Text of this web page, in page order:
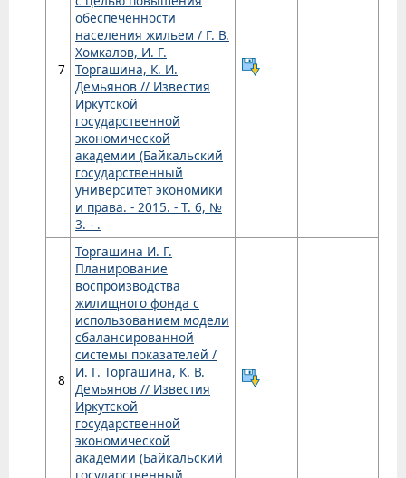
7
обеспеченности
населения жильем / Г. В.
Хомкалов, И. Г.
Торгашина, К. И.
Демьянов // Известия
Иркутской
государственной
экономической
академии (Байкальский
государственный
университет экономики
и права. - 2015. - Т. 6, №
3. - .
8
Торгашина И. Г.
Планирование
воспроизводства
жилищного фонда с
использованием модели
сбалансированной
системы показателей /
И. Г. Торгашина, К. В.
Демьянов // Известия
Иркутской
государственной
экономической
академии (Байкальский